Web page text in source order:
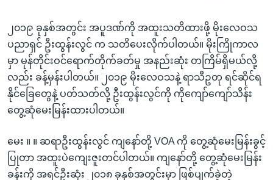
၂၀၁၉ ခုနှစ်အတွင်း အပူဒဏ်ကို အထူးသတိထားဖို့ မိုးလေဝသ
ပညာရှင် ဦးထွန်းလွင် က သတိပေးလိုက်ပါတယ်။ မိုးကြိုကာလ
မှာ မုန်တိုင်းဝင်ရောက်တိုက်ခတ်မှု အနည်းဆုံး တကြိမ်ရှိမယ်လို့
လည်း ခန့်မှန်းပါတယ်။ ၂၀၁၉ မိုးလေဝသနဲ့ ရာသီဥတု ရင်ဆိုင်ရ
နိုင်ခြေတွေနဲ့ ပတ်သတ်လို့ ဦးထွန်းလွင်ကို ကိုကျော်ကျော်သိန်း
တွေ့ဆုံမေးမြန်းထားပါတယ်။
မေး ။ ။ ဆရာဦးထွန်းလွင် ကျနော်တို့ VOA ကို တွေ့ဆုံမေးမြန်းခွင့်
ပြုတာ အထူးပဲကျေးဇူးတင်ပါတယ်။ ကျနော်တို့ တွေ့ဆုံမေးမြန်း
ခန်းကို အရင်ဦးဆုံး ၂၀၁၈ ခုနှစ်အတွင်းမှာ ဖြစ်ပျက်ခဲ့တဲ့